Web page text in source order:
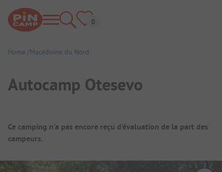
Home Macédoine du Nord
Autocamp Otesevo
Aperçu du camping
Ce camping n'a pas encore reçu d'évaluation de la part des
campeurs.